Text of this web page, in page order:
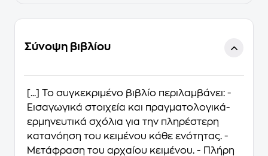
Σύνοψη βιβλίου
[...] Το συγκεκριμένο βιβλίο περιλαμβάνει: -
Εισαγωγικά στοιχεία και πραγματολογικά-
ερμηνευτικά σχόλια για την πληρέστερη
κατανόηση του κειμένου κάθε ενότητας. -
Μετάφραση του αρχαίου κειμένου. - Πλήρη